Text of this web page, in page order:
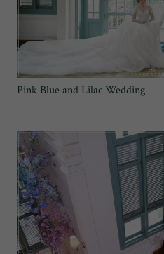
Pink Blue and Lilac Wedding